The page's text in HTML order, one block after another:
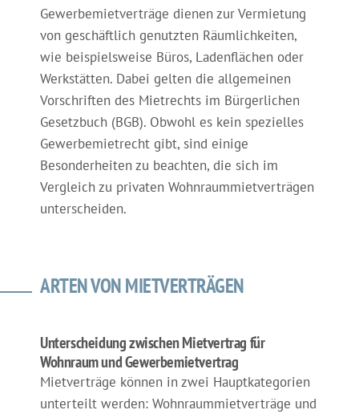
Gewerbemietverträge dienen zur Vermietung
von geschäftlich genutzten Räumlichkeiten,
wie beispielsweise Büros, Ladenflächen oder
Werkstätten. Dabei gelten die allgemeinen
Vorschriften des Mietrechts im Bürgerlichen
Gesetzbuch (BGB). Obwohl es kein spezielles
Gewerbemietrecht gibt, sind einige
Besonderheiten zu beachten, die sich im
Vergleich zu privaten Wohnraummietverträgen
unterscheiden.
ARTEN VON MIETVERTRÄGEN
Unterscheidung zwischen Mietvertrag für
Wohnraum und Gewerbemietvertrag
Mietverträge können in zwei Hauptkategorien
unterteilt werden: Wohnraummietverträge und